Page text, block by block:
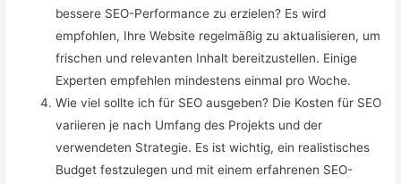
bessere SEO-Performance zu erzielen? Es wird
empfohlen, Ihre Website regelmäßig zu aktualisieren, um
frischen und relevanten Inhalt bereitzustellen. Einige
Experten empfehlen mindestens einmal pro Woche.
Wie viel sollte ich für SEO ausgeben? Die Kosten für SEO
variieren je nach Umfang des Projekts und der
verwendeten Strategie. Es ist wichtig, ein realistisches
Budget festzulegen und mit einem erfahrenen SEO-